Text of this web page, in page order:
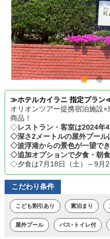
≫ホテルカイラニ 指定プラン
オリオンツアー提携宿泊施設
商品！
◇レストラン・客室は2024年
◇深さ2メートルの屋外プール
◇波浮港からの景色が一望でき
◇追加オプションで夕食・朝食
◇夕食は7月18日（土）～9月
こだわり条件
こども割引あり 素泊まり
屋外プール バス･トイレ付